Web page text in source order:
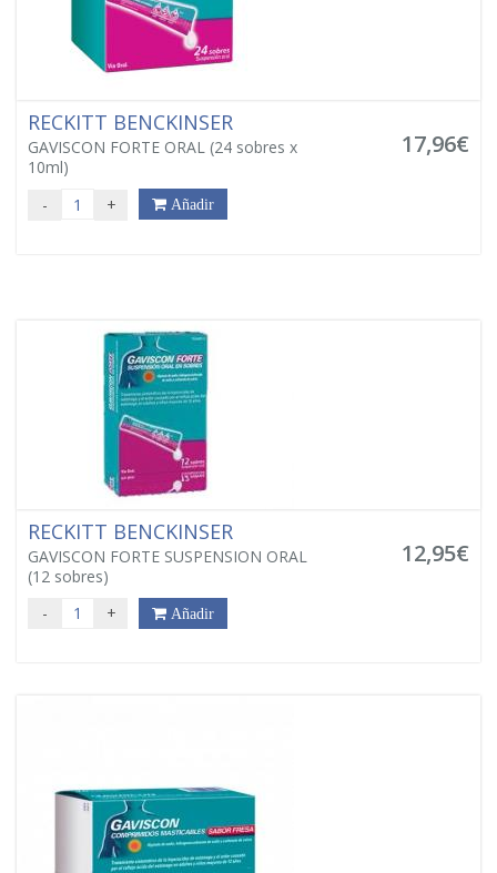
RECKITT BENCKINSER
GAVISCON FORTE ORAL (24 sobres x
10ml)
17,96€
- + Añadir
RECKITT BENCKINSER
GAVISCON FORTE SUSPENSION ORAL
(12 sobres)
12,95€
- + Añadir